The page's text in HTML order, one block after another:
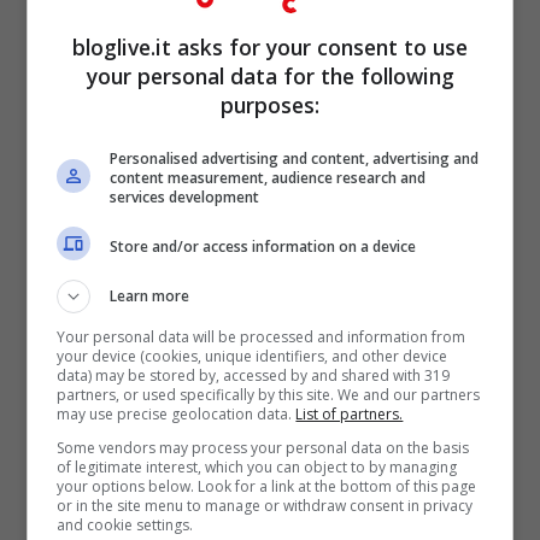
Ebbene, le bambine di 7-8 anni
sceglievano a larga maggioranza i piatti
con prodotti separati e distinti, mentre i
maschietti non mostravano una preferenza
specifica in questo senso. I bambini di 12-
14 anni, invece, dimostravano di preferire
la variante con i cibi mescolati.
bloglive.it asks for your consent to use
your personal data for the following
purposes:
Personalised advertising and content, advertising and
content measurement, audience research and
services development
Store and/or access information on a device
Learn more
Your personal data will be processed and information from
your device (cookies, unique identifiers, and other device
data) may be stored by, accessed by and shared with 319
partners, or used specifically by this site. We and our partners
may use precise geolocation data. List of partners.
Some vendors may process your personal data on the basis
of legitimate interest, which you can object to by managing
your options below. Look for a link at the bottom of this page
or in the site menu to manage or withdraw consent in privacy
and cookie settings.